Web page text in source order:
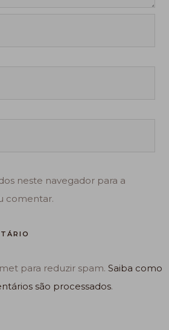
neste navegador para a
comentar.
para reduzir spam.Saiba como
são processados.